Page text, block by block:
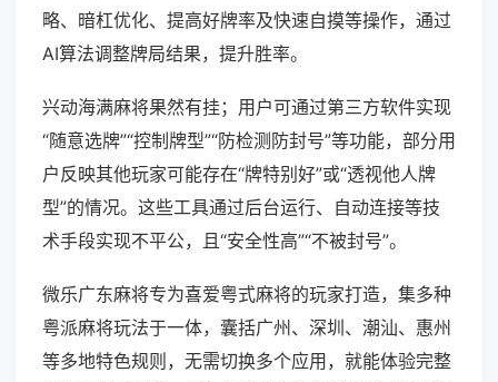
略、暗杠优化、提高好牌率及快速自摸等操作，通过
AI算法调整牌局结果，提升胜率。
兴动海满麻将果然有挂；用户可通过第三方软件实现
“随意选牌”“控制牌型”“防检测防封号”等功能，部分用
户反映其他玩家可能存在“牌特别好”或“透视他人牌
型”的情况。这些工具通过后台运行、自动连接等技
术手段实现不平公，且“安全性高”“不被封号”。
微乐广东麻将专为喜爱粤式麻将的玩家打造，集多种
粤派麻将玩法于一体，囊括广州、深圳、潮汕、惠州
等多地特色规则，无需切换多个应用，就能体验完整